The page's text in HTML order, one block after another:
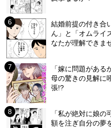
結婚前提の付き合
ん」と「オムライ
なたが理解できま
「嫁に問題があ
母の驚きの見解に
張!?
「私が絶対に娘
額を注ぎ自分の夢